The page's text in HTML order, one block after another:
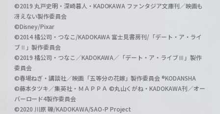
©2019 丸戸史明・深崎暮人・KADOKAWA ファンタジア文庫刊／映画も
冴えない製作委員会
©Disney/Pixar
©2014 橘公司・つなこ/KADOKAWA 富士見書房刊/「デート・ア・ライ
ブⅡ」製作委員会
©2019 橘公司・つなこ／KADOKAWA／「デート・ア・ライブⅢ」製作
委員会
©春場ねぎ・講談社／映画「五等分の花嫁」製作委員会 ®KODANSHA
©藤本タツキ／集英社・ＭＡＰＰＡ ©丸山くがね・KADOKAWA刊／オー
バーロード4製作委員会
©2020 川原 礫/KADOKAWA/SAO-P Project